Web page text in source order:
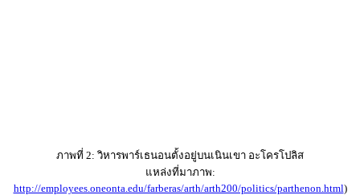
ภาพที่ 2: วิหารพาร์เธนอนตั้งอยู่บนเนินเขา อะโครโปลิส
แหล่งที่มาภาพ:
http://employees.oneonta.edu/farberas/arth/arth200/politics/parthenon.html)